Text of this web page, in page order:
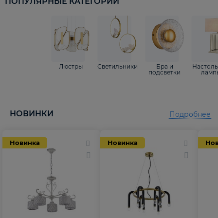
Люстры Светильники
Бра и
подсветки
НОВИНКИ
Новинка Новинка
Подробнее